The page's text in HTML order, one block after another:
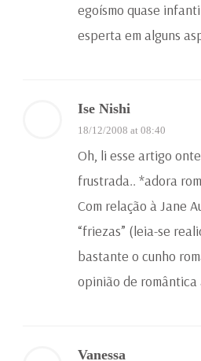
egoísmo quase
esperta em alguns
Ise Nishi
18/12/2008 at 08:40
Oh, li esse artigo
frustrada.. *adora
Com relação à Jane
“friezas” (leia-se
bastante o cunho
opinião de romântica
Vanessa